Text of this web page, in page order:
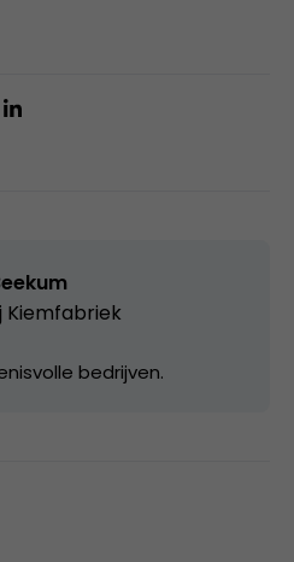
Kiemfabriek
bedrijven.